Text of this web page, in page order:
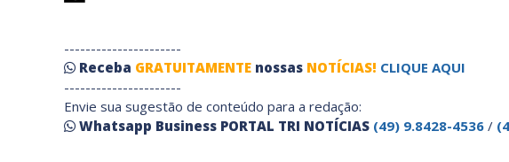
----------------------
Receba GRATUITAMENTE nossas NOTÍCIAS! CLIQUE AQUI
----------------------
Envie sua sugestão de conteúdo para a redação:
Whatsapp Business PORTAL TRI NOTÍCIAS (49) 9.8428-4536 /